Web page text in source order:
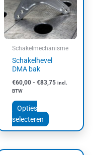
Schakelmechanisme
Schakelhevel
DMA bak
€60,00 - €83,75 incl.
BTW
Opties
selecteren
variaties.
Deze
optie
worden
de